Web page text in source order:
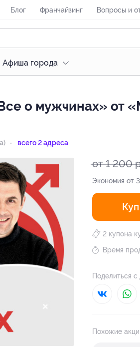
Блог Франчайзинг Вопросы и
Афиша города
о мужчинах» от
всего 2 адреса
от 1 200
Экономия от
2 купона
Время
Поделиться с
Похожие